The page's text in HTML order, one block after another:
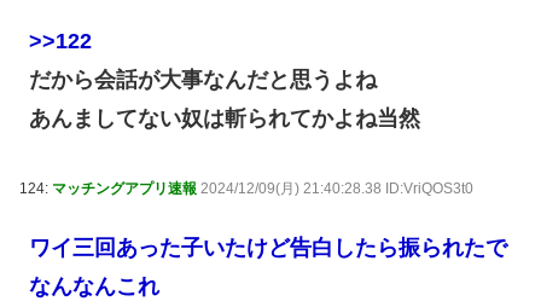
>>122
だから会話が大事なんだと思うよね
あんましてない奴は斬られてかよね当然
124: マッチングアプリ速報 2024/12/09(月) 21:40:28.38 ID:VriQOS3t0
ワイ三回あった子いたけど告白したら振られたで
なんなんこれ